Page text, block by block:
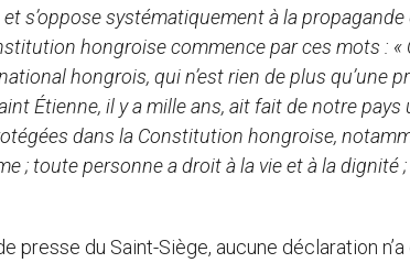
s’oppose systématiquement à la
hongroise commence par ces mots :
hongrois, qui n’est rien de plus
Étienne, il y a mille ans, ait fait de notre pays
dans la Constitution hongroise,
; toute personne a droit à la vie et à la dignité
presse du Saint-Siège, aucune déclaration